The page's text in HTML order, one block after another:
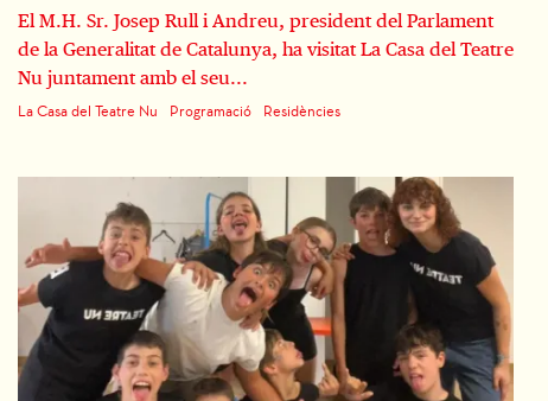
El M.H. Sr. Josep Rull i Andreu, president del Parlament
de la Generalitat de Catalunya, ha visitat La Casa del Teatre
Nu juntament amb el seu...
La Casa del Teatre Nu Programació Residències